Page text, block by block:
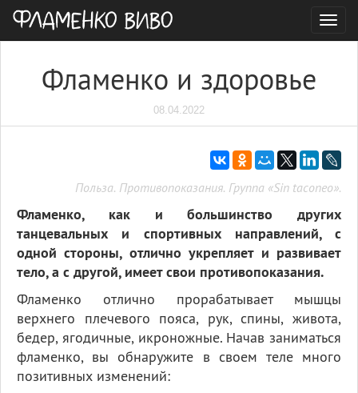
Фламенко и здоровье
08.04.2022
Польза. Противопоказания. Группа «Sin taconeo».
Фламенко, как и большинство других
танцевальных и спортивных направлений, с
одной стороны, отлично укрепляет и развивает
тело, а с другой, имеет свои противопоказания.
Фламенко отлично прорабатывает мышцы
верхнего плечевого пояса, рук, спины, живота,
бедер, ягодичные, икроножные. Начав заниматься
фламенко, вы обнаружите в своем теле много
позитивных изменений: